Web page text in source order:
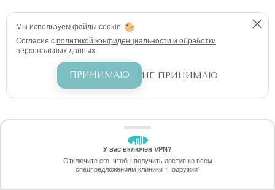
Позвоните
ЗАБЕРИТЕ СКИДКУ
2290 ₽
Мы используем файлы cookie
Согласие с политикой конфиденциальности и обработки
персональных данных
ПРИНИМАЮ НЕ ПРИНИМАЮ
У вас включен VPN?
Отключите его, чтобы получить доступ ко всем
спецпредложениям клиники “Подружки”